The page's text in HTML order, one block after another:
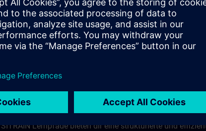
Verwende diese Schaltfläche, um zur Katalogansicht zu
In dieser Ansicht wird dir der SITRAIN-Kurskatalog mit
Kursen sowie den webbasierten Trainings im SITRAIN-
SITRAIN Lernpfade bieten dir eine strukturierte und